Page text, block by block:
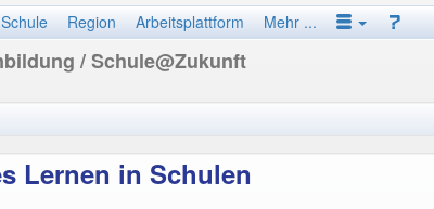
Schule Region Arbeitsplattform Mehr ...
/ Schule@Zukunft
Lernen in Schulen